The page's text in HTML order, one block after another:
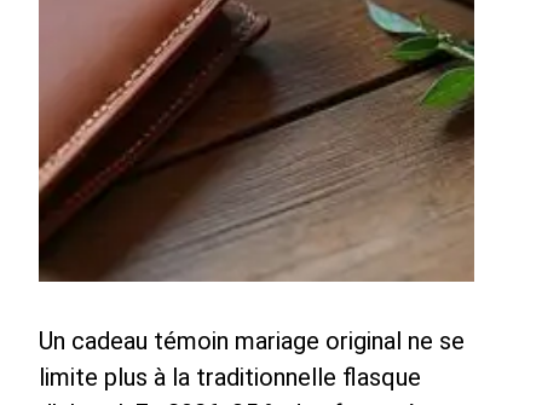
Un cadeau témoin mariage original ne se
limite plus à la traditionnelle flasque